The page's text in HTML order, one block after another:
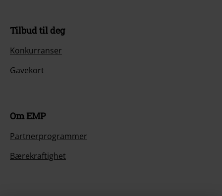
Tilbud til deg
Konkurranser
Gavekort
Om EMP
Partnerprogrammer
Bærekraftighet